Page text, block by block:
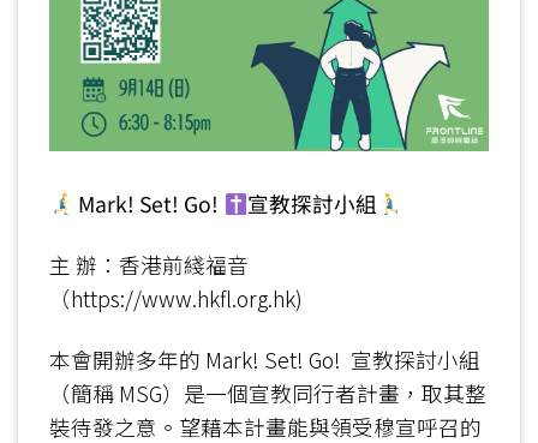
Mark! Set! Go! 宣教探討小組
主 辦：香港前綫福音
（https://www.hkfl.org.hk)
本會開辦多年的 Mark! Set! Go! 宣教探討小組
（簡稱 MSG）是一個宣教同行者計畫，取其整
裝待發之意。望藉本計畫能與領受穆宣呼召的